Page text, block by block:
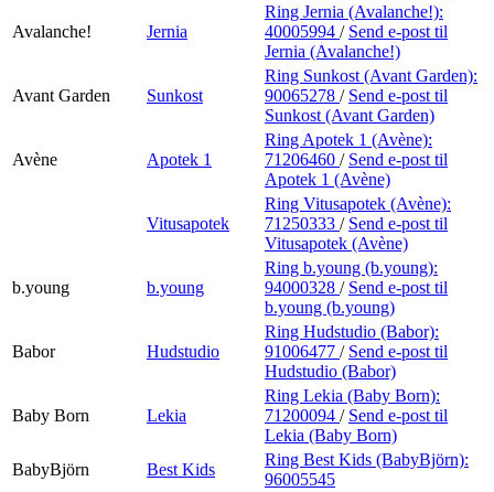
Avalanche! Jernia
Ring Jernia (Avalanche!):
40005994 / Send e-post til
Jernia (Avalanche!)
Avant Garden Sunkost
Ring Sunkost (Avant Garden):
90065278 / Send e-post til
Sunkost (Avant Garden)
Avène Apotek 1
Ring Apotek 1 (Avène):
71206460 / Send e-post til
Apotek 1 (Avène)
Vitusapotek
Ring Vitusapotek (Avène):
71250333 / Send e-post til
Vitusapotek (Avène)
b.young b.young
Ring b.young (b.young):
94000328 / Send e-post til
b.young (b.young)
Babor Hudstudio
Ring Hudstudio (Babor):
91006477 / Send e-post til
Hudstudio (Babor)
Baby Born Lekia
Ring Lekia (Baby Born):
71200094 / Send e-post til
Lekia (Baby Born)
BabyBjörn
Best Kids
Ring Best Kids (BabyBjörn):
96005545